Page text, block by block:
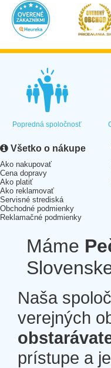
Popredná spoločnosť
Všetko o nákupe
Ako nakupovať
Cena dopravy
Ako platiť
Ako reklamovať
Servisné strediská
Obchodné podmienky
Reklamačné podmienky
Máme
Naša
verejných
prístupe a